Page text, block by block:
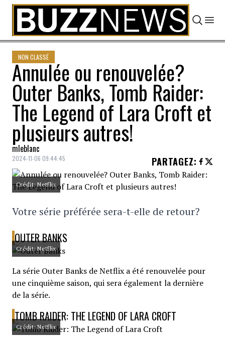
Skip to content
NON CLASSÉ
Annulée ou renouvelée?
Outer Banks, Tomb Raider:
The Legend of Lara Croft et
plusieurs autres!
mleblanc
2024-11-06 09:44:45 PARTAGEZ:
Crédit: Netflix
Votre série préférée sera-t-elle de retour?
OUTER BANKS
Crédit: Netflix
La série Outer Banks de Netflix a été renouvelée pour
une cinquième saison, qui sera également la dernière
de la série.
TOMB RAIDER: THE LEGEND OF LARA CROFT
Crédit: Netflix